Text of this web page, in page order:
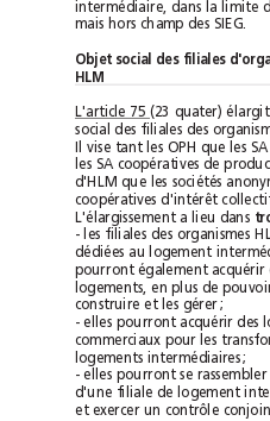
mais hors champ des SIEG.
HLM
L'élargissement a lieu dans
construire et les gérer;
logements intermédiaires;